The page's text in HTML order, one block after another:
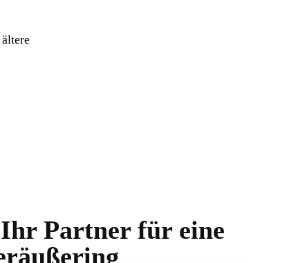
Partner für eine